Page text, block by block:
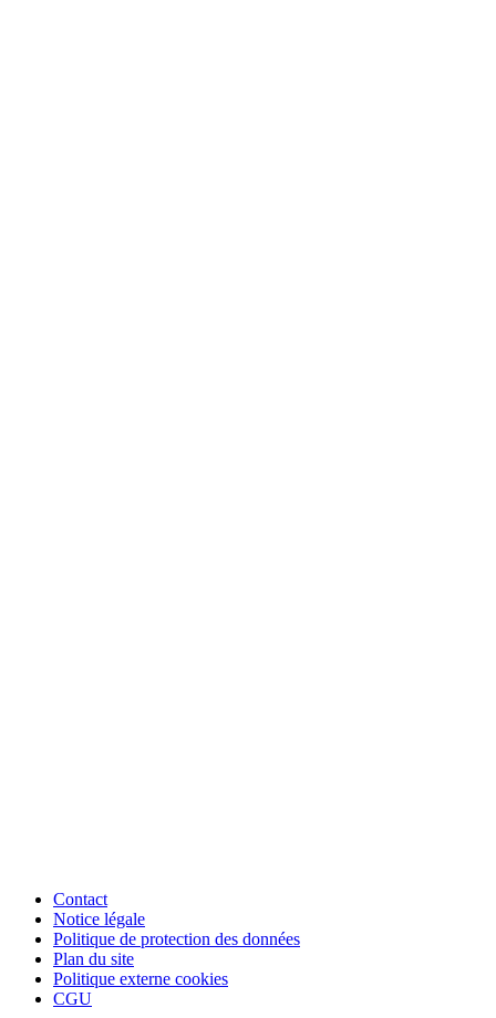
Contact
Notice légale
Politique de protection des données
Plan du site
Politique externe cookies
CGU